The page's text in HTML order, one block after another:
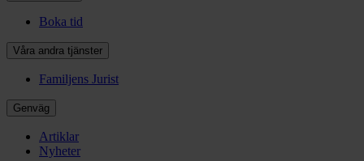
Boka tid
Våra andra tjänster
Familjens Jurist
Genväg
Artiklar
Nyheter